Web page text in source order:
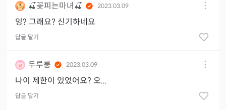
🍒꽃피는마녀🍒 2023.03.09
잉? 그래요? 신기하네요
답글 달기
두루룽 2023.03.09
나이 제한이 있었어요? 오...
답글 달기